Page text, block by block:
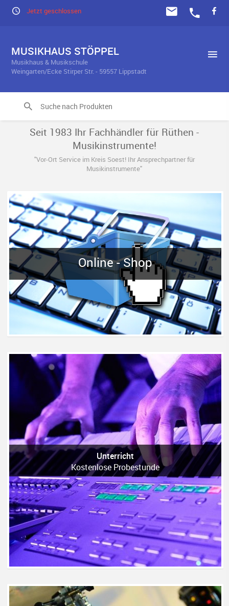
Jetzt geschlossen
MUSIKHAUS STÖPPEL
Musikhaus & Musikschule
Weingarten/Ecke Stirper Str. - 59557 Lippstadt
Seit 1983 Ihr Fachhändler für Rüthen -
Musikinstrumente!
"Vor-Ort Service im Kreis Soest! Ihr Ansprechpartner für
Musikinstrumente"
Online - Shop
Unterricht
Kostenlose Probestunde